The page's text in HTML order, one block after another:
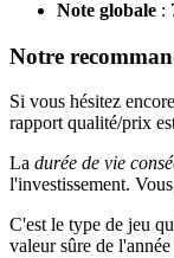
Note globale :
Notre
Si vous hésitez
rapport qualité/prix
La durée de vie
l'investissement.
C'est le type de jeu
valeur sûre de